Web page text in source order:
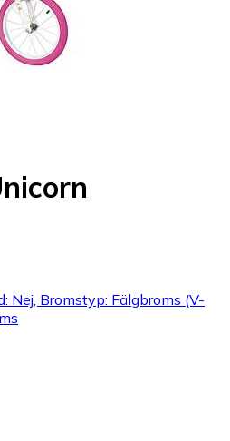
Nej, Bromstyp: Fälgbroms (V-